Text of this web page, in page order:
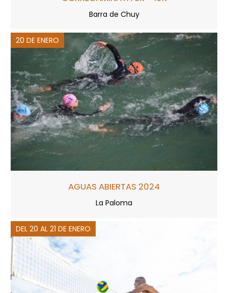
Barra de Chuy
20 DE ENERO
AGUAS ABIERTAS 2024
La Paloma
DEL 20 AL 21 DE ENERO